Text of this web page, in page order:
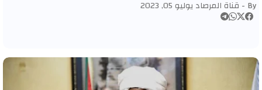
By - قناة المرصاديوليو 05, 2023